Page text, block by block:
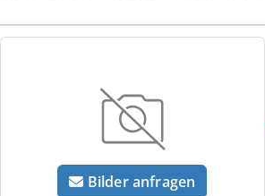
Bilder anfragen